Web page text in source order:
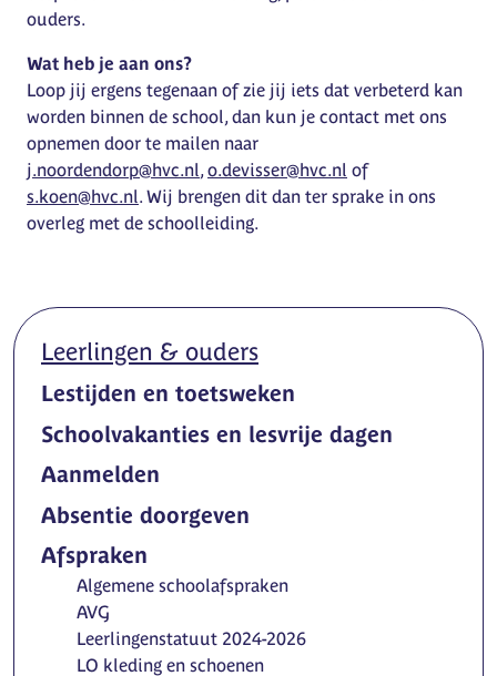
ouders.
Wat heb je aan ons?
Loop jij ergens tegenaan of zie jij iets dat verbeterd kan
worden binnen de school, dan kun je contact met ons
opnemen door te mailen naar
j.noordendorp@hvc.nl,o.devisser@hvc.nl of
s.koen@hvc.nl. Wij brengen dit dan ter sprake in ons
overleg met de schoolleiding.
Leerlingen & ouders
Lestijden en toetsweken
Schoolvakanties en lesvrije dagen
Aanmelden
Absentie doorgeven
Afspraken
Algemene schoolafspraken
AVG
Leerlingenstatuut 2024-2026
LO kleding en schoenen